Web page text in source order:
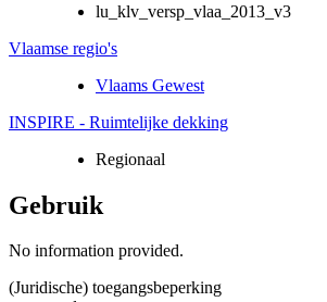
lu_klv_versp_vlaa_2013_v3
Vlaamse regio's
Vlaams Gewest
INSPIRE - Ruimtelijke dekking
Regionaal
Gebruik
No information provided.
(Juridische) toegangsbeperking